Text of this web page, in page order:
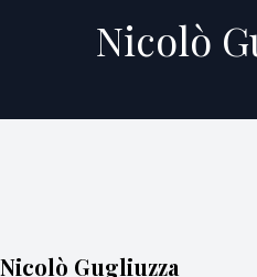
Nicolò
Nicolò Gugliuzza